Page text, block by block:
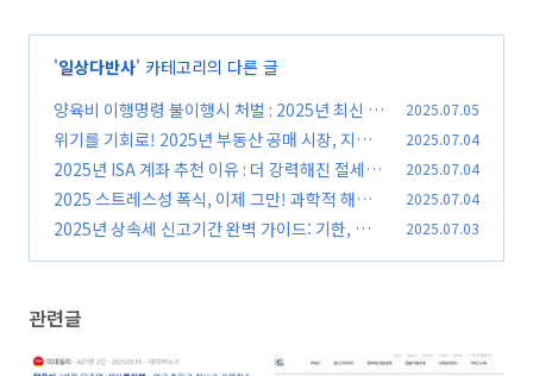
'일상다반사' 카테고리의 다른 글
양육비 이행명령 불이행시 처벌 : 2025년 최신 법
적 제재 총정리 (0)
2025.07.05
위기를 기회로! 2025년 부동산 공매 시장, 지금
이 투자 적기? 입찰 전 필독!
(0)
2025.07.04
2025년 ISA 계좌 추천 이유 : 더 강력해진 절세 효
과 및 활용 전략
(0)
2025.07.04
2025 스트레스성 폭식, 이제 그만! 과학적 해결
법으로 건강 되찾기
(0)
2025.07.04
2025년 상속세 신고기간 완벽 가이드: 기한, 절
2025.07.03
관련글